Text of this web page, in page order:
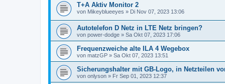
T+A Aktiv Monitor 2
von Mikeyblueeyes » Di Nov 07, 2023 13:06
Autotelefon D Netz in LTE Netz bringen?
von power-dodge » Sa Okt 07, 2023 17:06
Frequenzweiche alte ILA 4 Wegebox
von matzGP » Sa Okt 07, 2023 13:51
Sicherungshalter mit GB-Logo, in Netzteilen
von onlyson » Fr Sep 01, 2023 12:37